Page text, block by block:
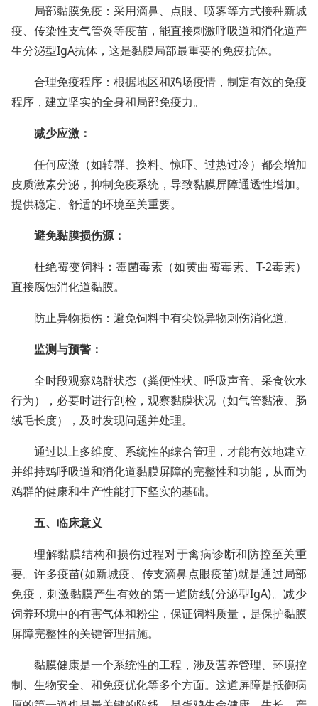
局部黏膜免疫：采用滴鼻、点眼、喷雾等方式接种新城
疫、传染性支气管炎等疫苗，能直接刺激呼吸道和消化道产
生分泌型IgA抗体，这是黏膜局部最重要的免疫抗体。
合理免疫程序：根据地区和鸡场疫情，制定有效的免疫
程序，建立坚实的全身和局部免疫力。
减少应激：
任何应激（如转群、换料、惊吓、过热过冷）都会增加
皮质激素分泌，抑制免疫系统，导致黏膜屏障通透性增加。
提供稳定、舒适的环境至关重要。
避免黏膜损伤源：
杜绝霉变饲料：霉菌毒素（如黄曲霉毒素、T-2毒素）
直接腐蚀消化道黏膜。
防止异物损伤：避免饲料中有尖锐异物刺伤消化道。
监测与预警：
全时段观察鸡群状态（粪便性状、呼吸声音、采食饮水
行为），必要时进行剖检，观察黏膜状况（如气管黏液、肠
绒毛长度），及时发现问题并处理。
通过以上多维度、系统性的综合管理，才能有效地建立
并维持鸡呼吸道和消化道黏膜屏障的完整性和功能，从而为
鸡群的健康和生产性能打下坚实的基础。
五、临床意义
理解黏膜结构和损伤过程对于禽病诊断和防控至关重
要。许多疫苗(如新城疫、传支滴鼻点眼疫苗)就是通过局部
免疫，刺激黏膜产生有效的第一道防线(分泌型IgA)。减少
饲养环境中的有害气体和粉尘，保证饲料质量，是保护黏膜
屏障完整性的关键管理措施。
黏膜健康是一个系统性的工程，涉及营养管理、环境控
制、生物安全、和免疫优化等多个方面。这道屏障是抵御病